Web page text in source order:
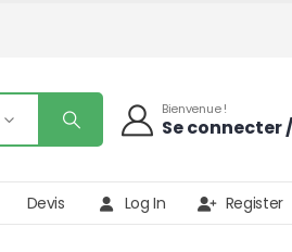
Bienvenue !
Se connecter
Devis Log In Register